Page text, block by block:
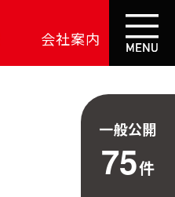
会社案内
一般公開
75件